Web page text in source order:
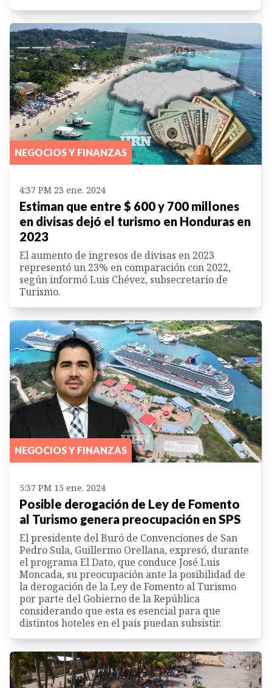
NEGOCIOS Y FINANZAS
4:37 PM 23 ene. 2024
Estiman que entre $ 600 y 700 millones
en divisas dejó el turismo en Honduras en
2023
El aumento de ingresos de divisas en 2023
representó un 23% en comparación con 2022,
según informó Luis Chévez, subsecretario de
Turismo.
NEGOCIOS Y FINANZAS
5:37 PM 15 ene. 2024
Posible derogación de Ley de Fomento
al Turismo genera preocupación en SPS
El presidente del Buró de Convenciones de San
Pedro Sula, Guillermo Orellana, expresó, durante
el programa El Dato, que conduce José Luis
Moncada, su preocupación ante la posibilidad de
la derogación de la Ley de Fomento al Turismo
por parte del Gobierno de la República
considerando que esta es esencial para que
distintos hoteles en el país puedan subsistir.